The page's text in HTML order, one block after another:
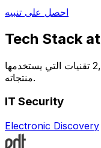
احصل على تنبيه
Tech Stack at
اكتشف 2,280 تقنيات التي يستخدمها Genpact لبناء وتسويق وبيع
منتجاته.
IT Security
Electronic Discovery